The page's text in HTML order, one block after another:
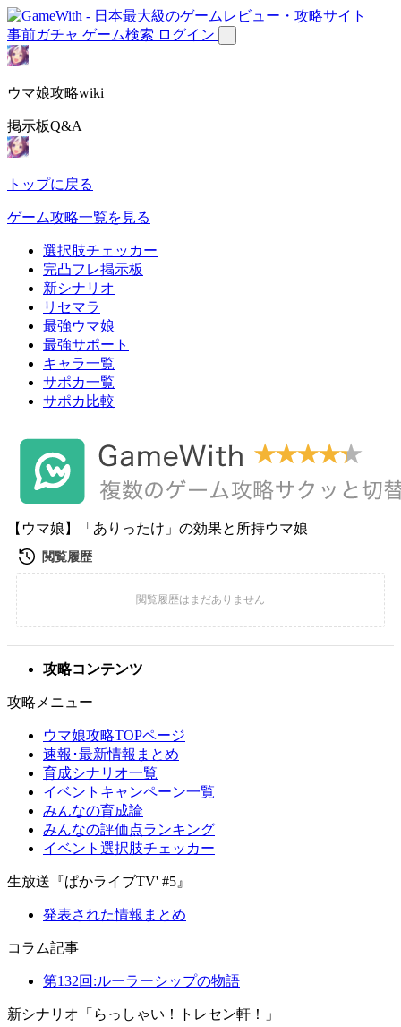
事前ガチャ ゲーム検索 ログイン
ウマ娘攻略wiki
掲示板Q&A
トップに戻る
ゲーム攻略一覧を見る
選択肢チェッカー
完凸フレ掲示板
新シナリオ
リセマラ
最強ウマ娘
最強サポート
キャラ一覧
サポカ一覧
サポカ比較
【ウマ娘】「ありったけ」の効果と所持ウマ娘
攻略コンテンツ
攻略メニュー
ウマ娘攻略TOPページ
速報･最新情報まとめ
育成シナリオ一覧
イベントキャンペーン一覧
みんなの育成論
みんなの評価点ランキング
イベント選択肢チェッカー
生放送『ぱかライブTV' #5』
発表された情報まとめ
コラム記事
第132回:ルーラーシップの物語
新シナリオ「らっしゃい！トレセン軒！」